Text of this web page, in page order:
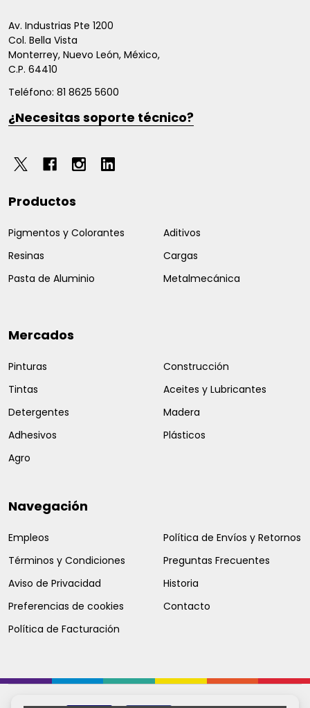
de
página
Av. Industrias Pte 1200
Col. Bella Vista
Monterrey, Nuevo León, México,
C.P. 64410
Teléfono: 81 8625 5600
¿Necesitas soporte técnico?
Productos
Pigmentos y Colorantes
Resinas
Pasta de Aluminio
Aditivos
Cargas
Metalmecánica
Mercados
Pinturas
Tintas
Detergentes
Adhesivos
Agro
Construcción
Aceites y Lubricantes
Madera
Plásticos
Navegación
Empleos
Términos y Condiciones
Aviso de Privacidad
Preferencias de cookies
Política de Facturación
Política de Envíos y Retornos
Preguntas Frecuentes
Historia
Contacto